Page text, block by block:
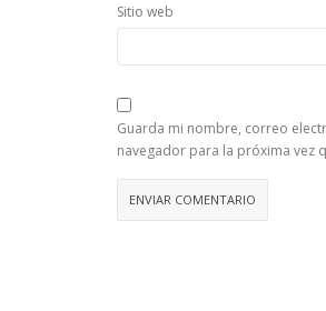
Sitio web
Guarda mi nombre, correo
navegador para la próxima vez